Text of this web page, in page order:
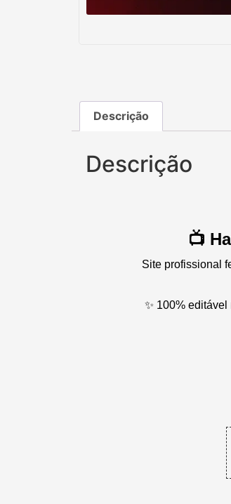
Descrição
Descrição
📺
Site profissional
✨ 100%